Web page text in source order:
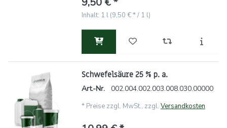
Inhalt: 1 l (9,50 € * / 1 l)
Schwefelsäure 25 % p. a.
Art.-Nr. 002.004.002.003.008.030.00000
* Preise zzgl. MwSt., zzgl. Versandkosten